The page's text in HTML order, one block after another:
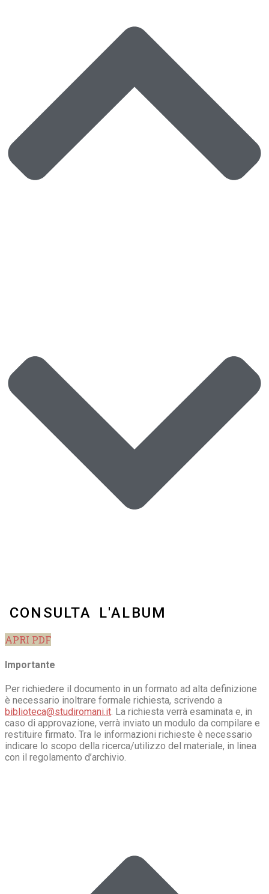
CONSULTA L'ALBUM
APRI PDF
Importante
Per richiedere il documento in un formato ad alta definizione
è necessario inoltrare formale richiesta, scrivendo a
biblioteca@studiromani.it. La richiesta verrà esaminata e, in
caso di approvazione, verrà inviato un modulo da compilare e
restituire firmato. Tra le informazioni richieste è necessario
indicare lo scopo della ricerca/utilizzo del materiale, in linea
con il regolamento d’archivio.